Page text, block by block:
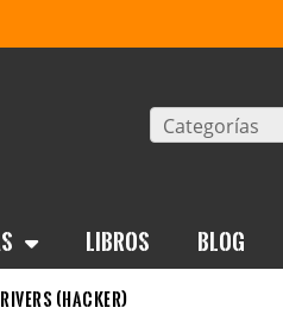
Categorías
Libros BLOG
(Hacker)